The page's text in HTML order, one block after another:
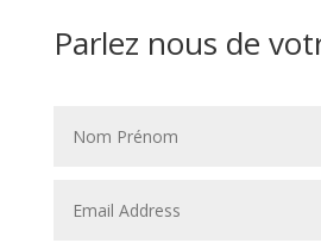
Parlez nous de